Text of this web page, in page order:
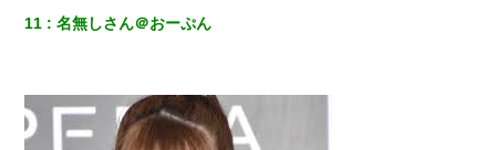
結婚生活10ヶ月目で嫁から一方的に「もう冷めた」と離婚切り出
された
の話をしていたA子が事故で亡くなった。→Ａ子のお母さんの話に
驚愕…
11 名無しさん＠おーぷん